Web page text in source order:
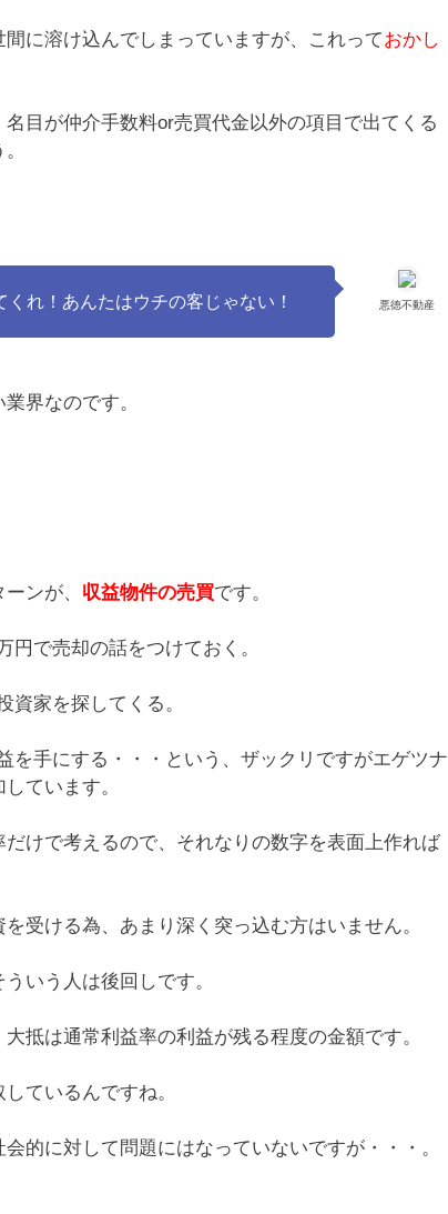
に溶け込んでしまっていますが、これっておかし
目が仲介手数料or売買代金以外の項目で出てくる
悪徳不動産
れ！あんたはウチの客じゃない！
界なのです。
ンが、 収益物件の売買です。
円で売却の話をつけておく。
資家を探してくる。
を手にする・・・という、ザックリですがエゲツナ
ています。
けで考えるので、それなりの数字を表面上作れば
受ける為、あまり深く突っ込む方はいません。
いう人は後回しです。
抵は通常利益率の利益が残る程度の金額です。
ているんですね。
的に対して問題にはなっていないですが・・・。